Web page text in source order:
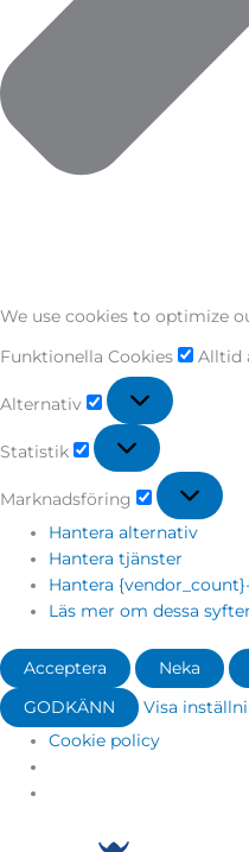
We use cookies to optimize
Funktionella Cookies Alltid
Alternativ
Statistik
Marknadsföring
Hantera alternativ
Hantera tjänster
Hantera
Läs mer om dessa
Acceptera Neka
GODKÄNN
Visa
Cookie policy